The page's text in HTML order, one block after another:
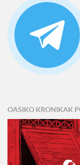
OASIKO KRONIKAK